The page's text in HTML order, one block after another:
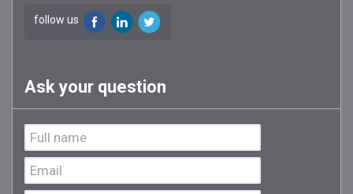
follow us
Ask your question